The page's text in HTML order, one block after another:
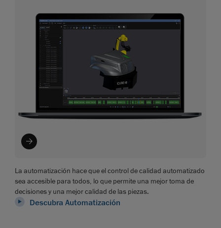
La automatización hace que el control de calidad automatizado
sea accesible para todos, lo que permite una mejor toma de
decisiones y una mejor calidad de las piezas.
Descubra Automatización